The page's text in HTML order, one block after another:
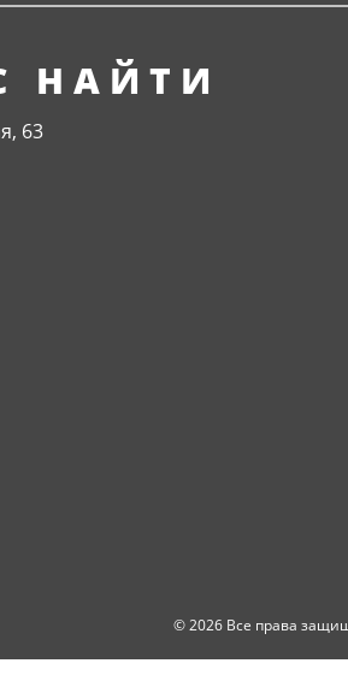
НАЙТИ
63
© 2026 Все права